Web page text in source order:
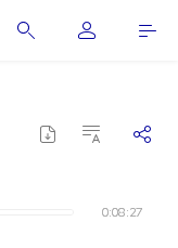
0:08:27
0:08:27